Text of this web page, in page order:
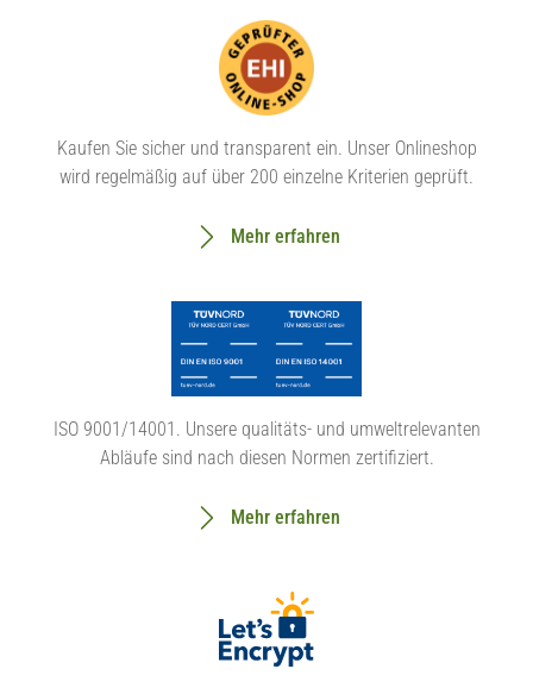
Kaufen Sie sicher und transparent ein. Unser Onlineshop
wird regelmäßig auf über 200 einzelne Kriterien geprüft.
Mehr erfahren
ISO 9001/14001. Unsere qualitäts- und umweltrelevanten
Abläufe sind nach diesen Normen zertifiziert.
Mehr erfahren